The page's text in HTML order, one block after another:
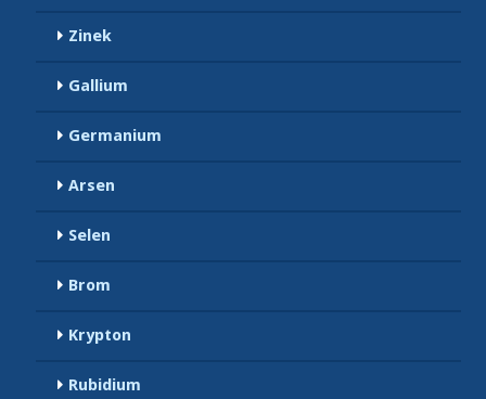
Zinek
Gallium
Germanium
Arsen
Selen
Brom
Krypton
Rubidium